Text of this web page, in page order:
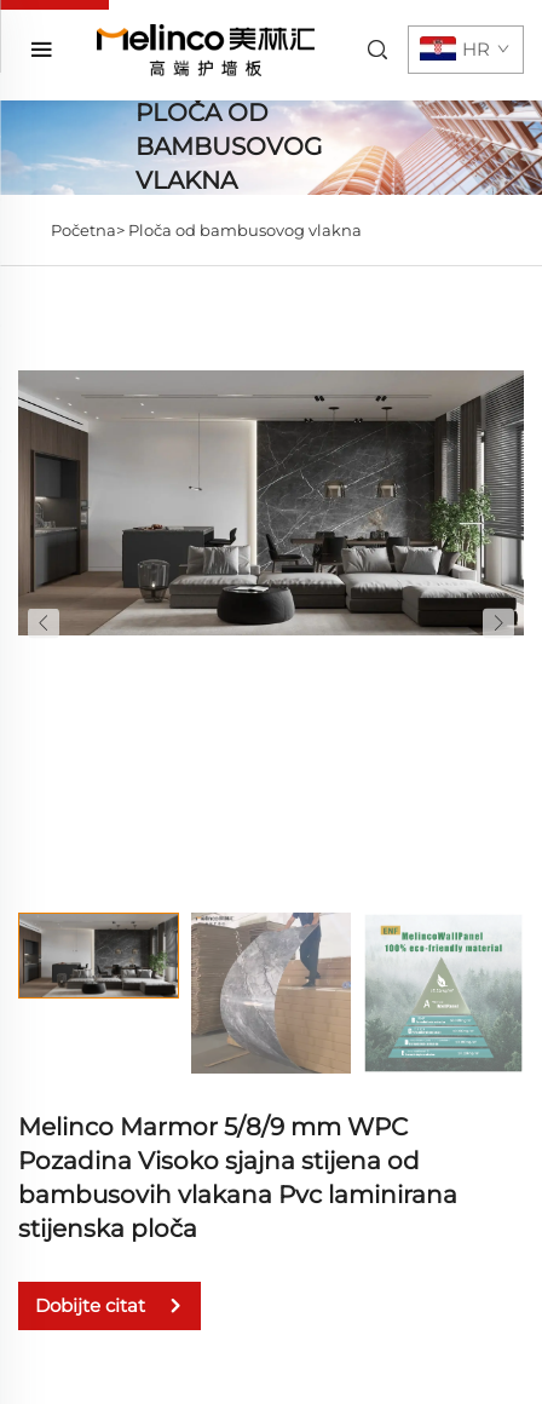
HR
PLOČA OD
BAMBUSOVOG
VLAKNA
Početna> Ploča od bambusovog vlakna
Melinco Marmor 5/8/9 mm WPC
Pozadina Visoko sjajna stijena od
bambusovih vlakana Pvc laminirana
stijenska ploča
Dobijte citat